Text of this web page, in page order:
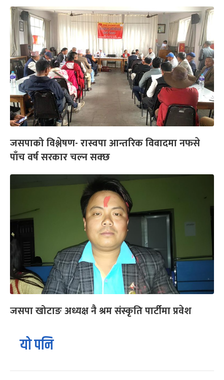
जसपाको विश्लेषण- रास्वपा आन्तरिक विवादमा नफसे
पाँच वर्ष सरकार चल्न सक्छ
जसपा खोटाङ अध्यक्ष नै श्रम संस्कृति पार्टीमा प्रवेश
यो पनि